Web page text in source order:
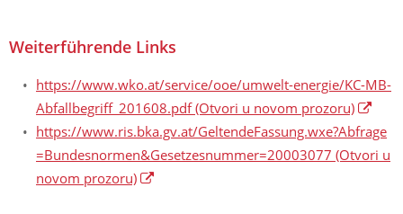
Weiterführende Links
https://www.wko.at/service/ooe/umwelt-energie/KC-MB-
Abfallbegriff_201608.pdf(Otvori u novom prozoru)
https://www.ris.bka.gv.at/GeltendeFassung.wxe?Abfrage
=Bundesnormen&Gesetzesnummer=20003077 (Otvori u
novom prozoru)